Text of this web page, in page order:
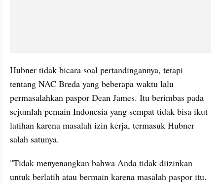
Hubner tidak bicara soal pertandingannya, tetapi
tentang NAC Breda yang beberapa waktu lalu
permasalahkan paspor Dean James. Itu berimbas pada
sejumlah pemain Indonesia yang sempat tidak bisa ikut
latihan karena masalah izin kerja, termasuk Hubner
salah satunya.
"Tidak menyenangkan bahwa Anda tidak diizinkan
untuk berlatih atau bermain karena masalah paspor itu.